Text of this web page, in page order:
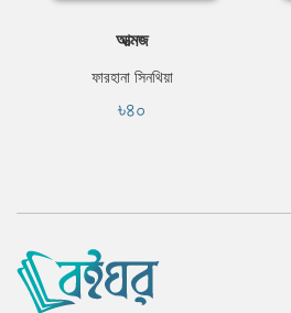
আত্মজ
ফারহানা সিনথিয়া
৳৪০